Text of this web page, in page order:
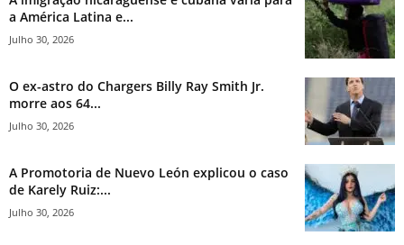
a América Latina e...
Julho 30, 2026
O ex-astro do Chargers Billy Ray Smith Jr.
morre aos 64...
Julho 30, 2026
A Promotoria de Nuevo León explicou o caso
de Karely Ruiz:...
Julho 30, 2026